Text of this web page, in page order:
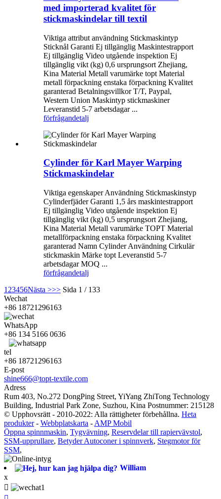
med importerad kvalitet för
stickmaskindelar till textil
Viktiga attribut användning Stickmaskintyp
Sticknål Garanti Ej tillgänglig Maskintestrapport
Ej tillgänglig Video utgående inspektion Ej
tillgänglig vikt (kg) 0,6 ursprungsort Zhejiang,
Kina Material Metall varumärke topt Material
metall förpackning enstaka förpackning Kvalitet
garanterad Betalningsvillkor T/T, Paypal,
Western Union Maskintyp stickmaskiner
Leveranstid 5-7 arbetsdagar ...
förfrågandetalj
Cylinder för Karl Mayer Warping
Stickmaskindelar
Viktiga egenskaper Användning Stickmaskinstyp
Cylinderfjäder Garanti 1,5 års maskintestrapport
Ej tillgänglig Video utgående inspektion Ej
tillgänglig vikt (kg) 0,5 ursprungsort Zhejiang,
Kina Material Metall varumärke TOPT Material
metallförpackning enstaka förpackning Kvalitet
garanterad Namn Cylinder Användning Cirkulär
stickmaskin Märke topt Leveranstid 5-7
arbetsdagar MOQ ...
förfrågandetalj
1 23456Nästa >>> Sida 1 / 133
Wechat
+86 18721296163
WhatsApp
+86 134 5166 0636
tel
+86 18721296163
E-post
shine666@topt-textile.com
Adress
Rum 403, No.272 DongPing Street, YiYang ZhiTong Technology
Building, Industrial Park Zone, Suzhou, Kina Postnummer: 215128
© Upphovsrätt - 2010-2022: Alla rättigheter förbehållna. Heta
produkter- Webbplatskarta - AMP Mobil
Öppna spinnmaskin, Tygvävning, Reservdelar till rapiervävstol,
SSM-upprullare, Betyder Autoconer i spinnverk, Stegmotor för
SSM,
William
x
